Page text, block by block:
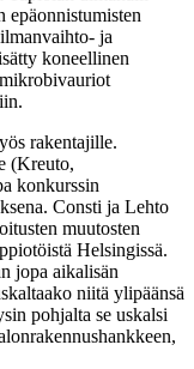
epäonnistumisten
ja
koneellinen
rakentajille.
(Kreuto,
konkurssin
Consti ja Lehto
muutosten
Helsingissä.
jopa aikalisän
niitä ylipäänsä
pohjalta se uskalsi